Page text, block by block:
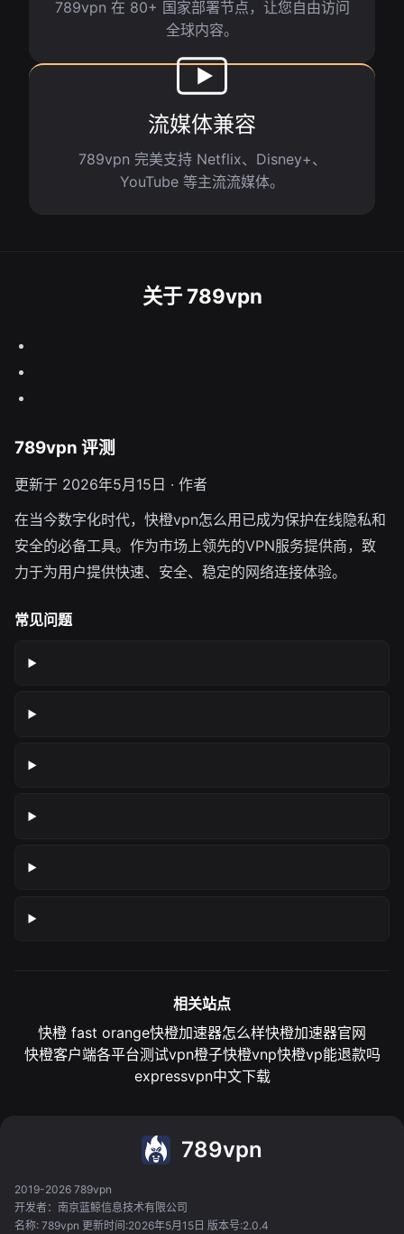
789vpn 在 80+ 国家部署节点，让您自由访问
全球内容。
流媒体兼容
789vpn 完美支持 Netflix、Disney+、
YouTube 等主流流媒体。
关于 789vpn
789vpn 评测
更新于 2026年5月15日 · 作者
在当今数字化时代，快橙vpn怎么用已成为保护在线隐私和
安全的必备工具。作为市场上领先的VPN服务提供商，致
力于为用户提供快速、安全、稳定的网络连接体验。
常见问题
相关站点
快橙 fast orange快橙加速器怎么样快橙加速器官网
快橙客户端各平台测试vpn橙子快橙vnp快橙vp能退款吗
expressvpn中文下载
789vpn
2019-2026 789vpn
开发者：南京蓝鲸信息技术有限公司
名称: 789vpn 更新时间:2026年5月15日 版本号:2.0.4